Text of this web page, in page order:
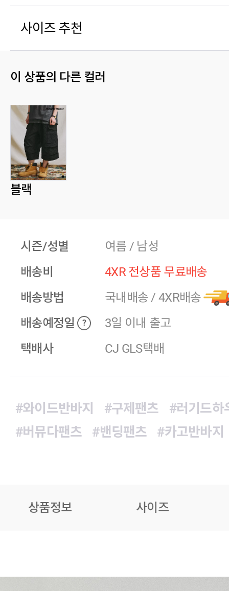
사이즈 추천
이 상품의 다른 컬러
블랙
시즌/성별
여름 / 남성
배송비
4XR 전상품 무료배송
배송방법
국내배송 / 4XR배송
배송예정일
?
3일 이내 출고
택배사
CJ GLS택배
#와이드반바지 #구제팬츠
#러기드하
#버뮤다팬츠
#밴딩팬츠 #카고반바지
상품정보 사이즈